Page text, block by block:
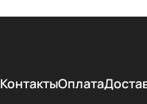
КонтактыОплата